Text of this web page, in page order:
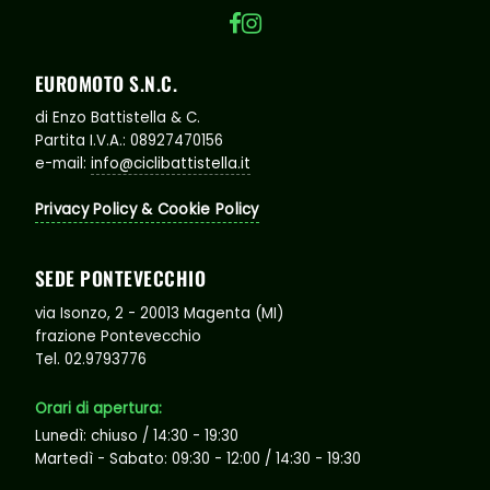
EUROMOTO S.N.C.
di Enzo Battistella & C.
Partita I.V.A.: 08927470156
e-mail: info@ciclibattistella.it
Privacy Policy & Cookie Policy
SEDE PONTEVECCHIO
via Isonzo, 2 - 20013 Magenta (MI)
frazione Pontevecchio
Tel. 02.9793776
Orari di apertura:
Lunedì: chiuso / 14:30 - 19:30
Martedì - Sabato: 09:30 - 12:00 / 14:30 - 19:30